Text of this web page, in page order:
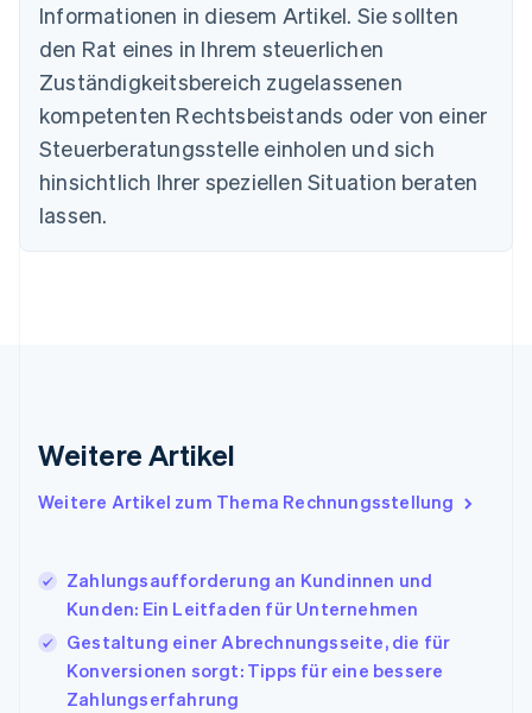
Informationen in diesem Artikel. Sie sollten
den Rat eines in Ihrem steuerlichen
Zuständigkeitsbereich zugelassenen
kompetenten Rechtsbeistands oder von einer
Steuerberatungsstelle einholen und sich
hinsichtlich Ihrer speziellen Situation beraten
lassen.
Weitere Artikel
Weitere Artikel zum Thema Rechnungsstellung
Zahlungsaufforderung an Kundinnen und
Kunden: Ein Leitfaden für Unternehmen
Gestaltung einer Abrechnungsseite, die für
Konversionen sorgt: Tipps für eine bessere
Zahlungserfahrung
Dänemark
English
Deutschland
Deutsch English
Estland
Festlandchina
简体中文English
Finnland
English
Frankreich
Irland
Italien
日本語
Kanada
EnglishFrançais
Kroatien
EnglishItaliano
Lettland